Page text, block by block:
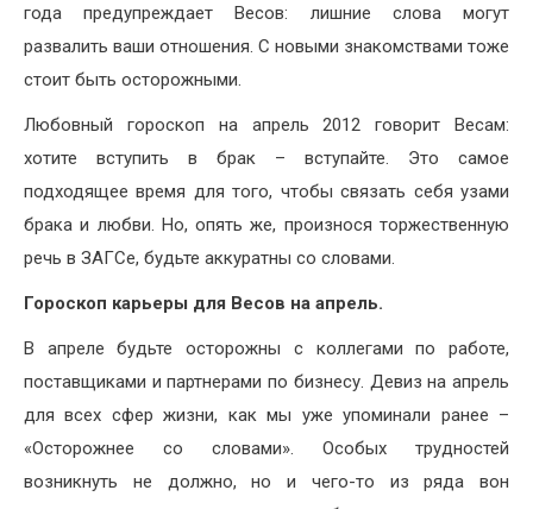
года предупреждает Весов: лишние слова могут
развалить ваши отношения. С новыми знакомствами тоже
стоит быть осторожными.
Любовный гороскоп на апрель 2012 говорит Весам:
хотите вступить в брак – вступайте. Это самое
подходящее время для того, чтобы связать себя узами
брака и любви. Но, опять же, произнося торжественную
речь в ЗАГСе, будьте аккуратны со словами.
Гороскоп карьеры для Весов на апрель.
В апреле будьте осторожны с коллегами по работе,
поставщиками и партнерами по бизнесу. Девиз на апрель
для всех сфер жизни, как мы уже упоминали ранее –
«Осторожнее со словами». Особых трудностей
возникнуть не должно, но и чего-то из ряда вон